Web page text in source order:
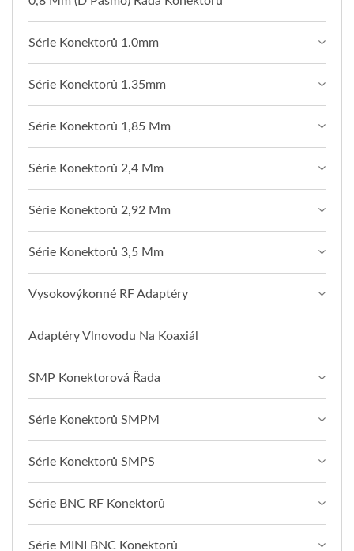
Série Konektorů 1.0mm
Série Konektorů 1.35mm
Série Konektorů 1,85 Mm
Série Konektorů 2,4 Mm
Série Konektorů 2,92 Mm
Série Konektorů 3,5 Mm
Vysokovýkonné RF Adaptéry
Adaptéry Vlnovodu Na Koaxiál
SMP Konektorová Řada
Série Konektorů SMPM
Série Konektorů SMPS
Série BNC RF Konektorů
Série MINI BNC Konektorů